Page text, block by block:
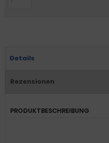
Details
Rezensionen
PRODUKTBESCHREIBUNG